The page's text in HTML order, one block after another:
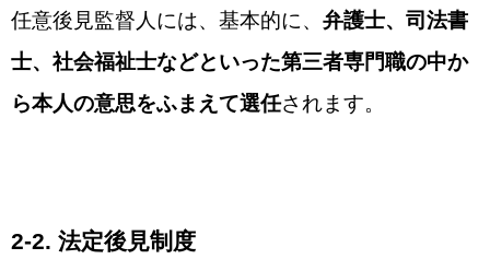
任意後見監督人には、基本的に、 弁護士、司法書
士、社会福祉士などといった第三者専門職の中か
ら本人の意思をふまえて選任されます。
2-2. 法定後見制度